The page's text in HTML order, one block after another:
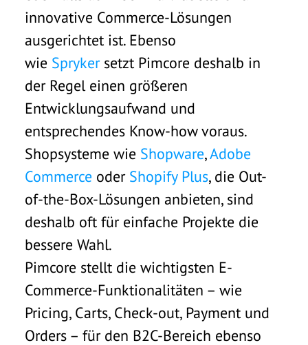
innovative Commerce-Lösungen
ausgerichtet ist. Ebenso
wie Spryker setzt Pimcore deshalb in
der Regel einen größeren
Entwicklungsaufwand und
entsprechendes Know-how voraus.
Shopsysteme wie Shopware,Adobe
Commerce oder Shopify Plus, die Out-
of-the-Box-Lösungen anbieten, sind
deshalb oft für einfache Projekte die
bessere Wahl.
Pimcore stellt die wichtigsten E-
Commerce-Funktionalitäten – wie
Pricing, Carts, Check-out, Payment und
Orders – für den B2C-Bereich ebenso